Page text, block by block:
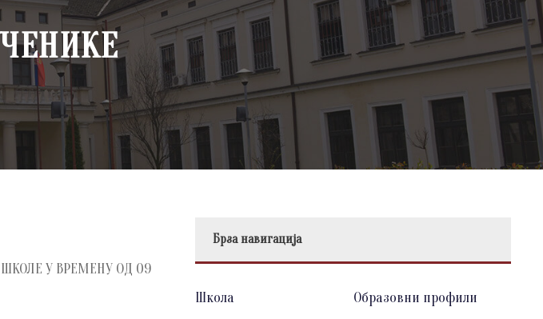
ШКОЛЕ У ВРЕМЕНУ ОД 09
Брза навигација
Школа
Образовни профили